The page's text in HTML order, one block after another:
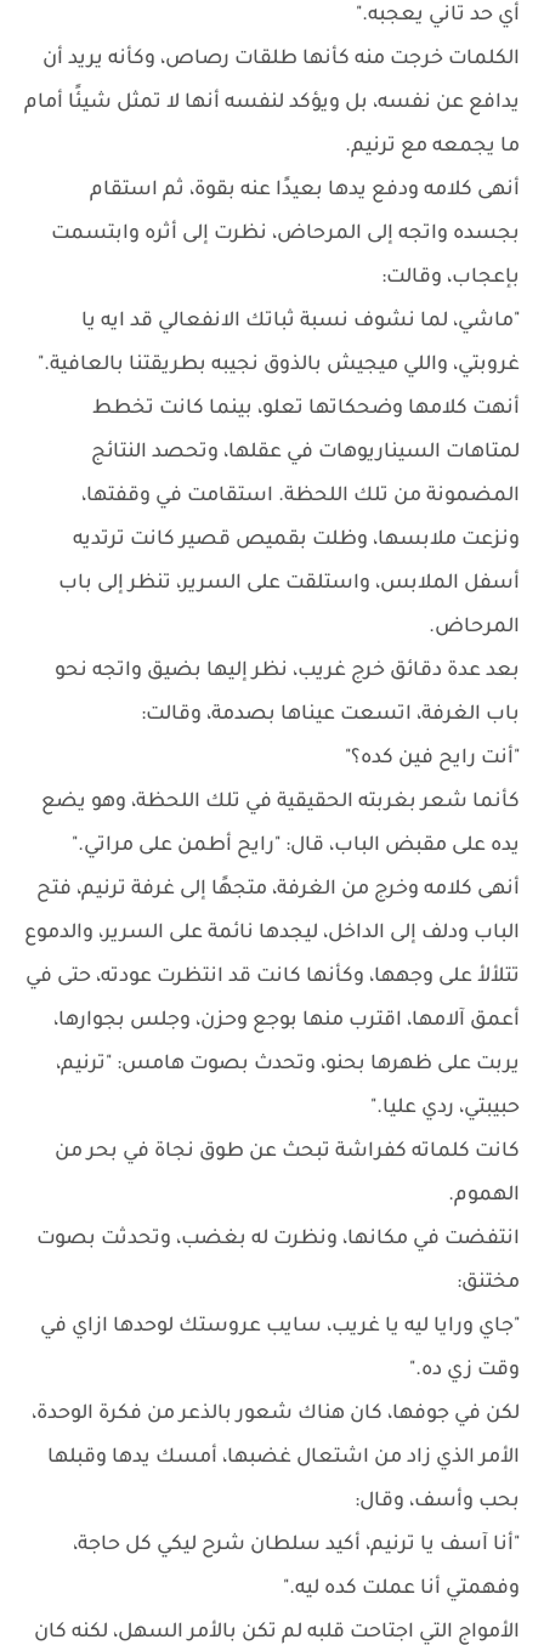
أي حد تاني يعجبه."
الكلمات خرجت منه كأنها طلقات رصاص، وكأنه يريد أن
يدافع عن نفسه، بل ويؤكد لنفسه أنها لا تمثل شيئًا أمام
ما يجمعه مع ترنيم.
أنهى كلامه ودفع يدها بعيدًا عنه بقوة، ثم استقام
بجسده واتجه إلى المرحاض، نظرت إلى أثره وابتسمت
بإعجاب، وقالت:
"ماشي، لما نشوف نسبة ثباتك الانفعالي قد ايه يا
غروبتي، واللي ميجيش بالذوق نجيبه بطريقتنا بالعافية."
أنهت كلامها وضحكاتها تعلو، بينما كانت تخطط
لمتاهات السيناريوهات في عقلها، وتحصد النتائج
المضمونة من تلك اللحظة. استقامت في وقفتها،
ونزعت ملابسها، وظلت بقميص قصير كانت ترتديه
أسفل الملابس، واستلقت على السرير، تنظر إلى باب
المرحاض.
بعد عدة دقائق خرج غريب، نظر إليها بضيق واتجه نحو
باب الغرفة، اتسعت عيناها بصدمة، وقالت:
"أنت رايح فين كده؟"
كأنما شعر بغربته الحقيقية في تلك اللحظة، وهو يضع
يده على مقبض الباب، قال: "رايح أطمن على مراتي."
أنهى كلامه وخرج من الغرفة، متجهًا إلى غرفة ترنيم، فتح
الباب ودلف إلى الداخل، ليجدها نائمة على السرير، والدموع
تتلألأ على وجهها، وكأنها كانت قد انتظرت عودته، حتى في
أعمق آلامها، اقترب منها بوجع وحزن، وجلس بجوارها،
يربت على ظهرها بحنو، وتحدث بصوت هامس: "ترنيم،
حبيبتي، ردي عليا."
كانت كلماته كفراشة تبحث عن طوق نجاة في بحر من
الهموم.
انتفضت في مكانها، ونظرت له بغضب، وتحدثت بصوت
مختنق:
"جاي ورايا ليه يا غريب، سايب عروستك لوحدها ازاي في
وقت زي ده."
لكن في جوفها، كان هناك شعور بالذعر من فكرة الوحدة،
الأمر الذي زاد من اشتعال غضبها، أمسك يدها وقبلها
بحب وأسف، وقال:
"أنا آسف يا ترنيم، أكيد سلطان شرح ليكي كل حاجة،
وفهمتي أنا عملت كده ليه."
الأمواج التي اجتاحت قلبه لم تكن بالأمر السهل، لكنه كان